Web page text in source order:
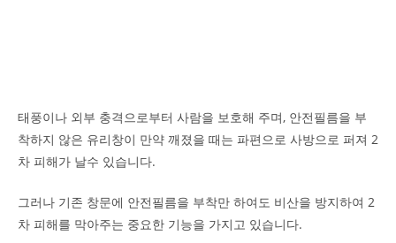
태풍이나 외부 충격으로부터 사람을 보호해 주며, 안전필름을 부
착하지 않은 유리창이 만약 깨졌을 때는 파편으로 사방으로 퍼져 2
차 피해가 날수 있습니다.
그러나 기존 창문에 안전필름을 부착만 하여도 비산을 방지하여 2
차 피해를 막아주는 중요한 기능을 가지고 있습니다.